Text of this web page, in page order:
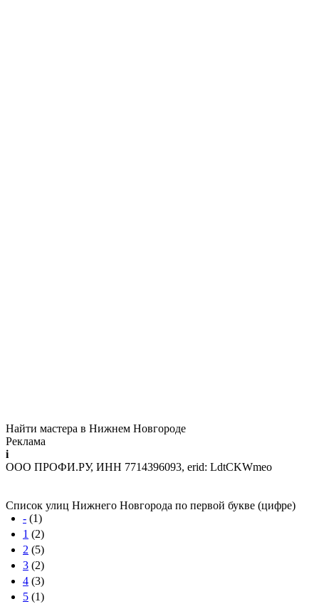
Найти мастера в Нижнем Новгороде
Реклама
i
ООО ПРОФИ.РУ, ИНН 7714396093, erid: LdtCKWmeo
Список улиц Нижнего Новгорода по первой букве (цифре)
- (1)
1 (2)
2 (5)
3 (2)
4 (3)
5 (1)